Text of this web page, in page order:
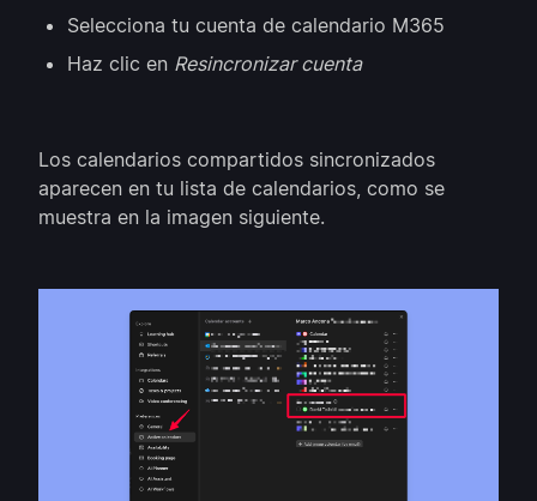
Selecciona tu cuenta de calendario M365
Haz clic en Resincronizar cuenta
Los calendarios compartidos sincronizados
aparecen en tu lista de calendarios, como se
muestra en la imagen siguiente.